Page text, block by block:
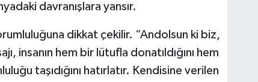
davranışlara yansır.
dikkat çekilir. “Andolsun ki biz,
insanın hem bir lütufla donatıldığını hem
taşıdığını hatırlatır. Kendisine verilen